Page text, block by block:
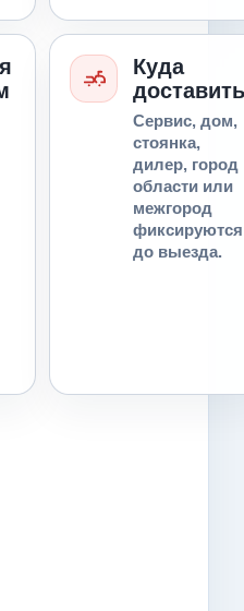
Куда
доставить
Сервис, дом,
стоянка,
дилер, город
области или
межгород
фиксируются
до выезда.